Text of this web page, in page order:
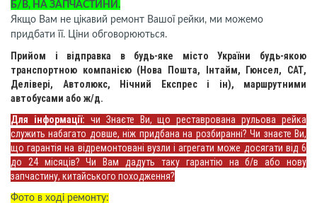
Б/В, НА ЗАПЧАСТИНИ.
Якщо Вам не цікавий ремонт Вашої рейки, ми можемо
придбати її. Ціни обговорюються.
Прийом і відправка в будь-яке місто України будь-якою
транспортною компанією (Нова Пошта, Інтайм, Гюнсел, САТ,
Делівері, Автолюкс, Нічний Експрес і ін), маршрутними
автобусами або ж/д.
Для інформації: чи Знаєте Ви, що реставрована рульова рейка
служить набагато довше, ніж придбана на розбиранні? Чи знаєте Ви,
що гарантія на відремонтовані вузли і агрегати може досягати від 6
до 24 місяців? Чи Вам дадуть таку гарантію на б/в або нову
запчастину, китайського походження?
Фото в ході ремонту: